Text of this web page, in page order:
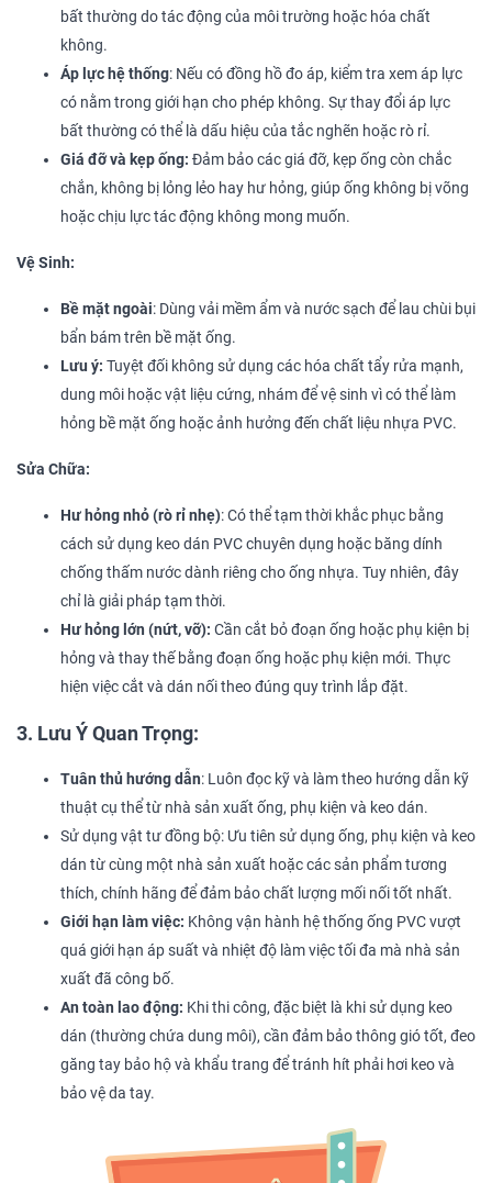
bất thường do tác động của môi trường hoặc hóa chất
không.
Áp lực hệ thống: Nếu có đồng hồ đo áp, kiểm tra xem áp lực
có nằm trong giới hạn cho phép không. Sự thay đổi áp lực
bất thường có thể là dấu hiệu của tắc nghẽn hoặc rò rỉ.
Giá đỡ và kẹp ống: Đảm bảo các giá đỡ, kẹp ống còn chắc
chắn, không bị lỏng lẻo hay hư hỏng, giúp ống không bị võng
hoặc chịu lực tác động không mong muốn.
Vệ Sinh:
Bề mặt ngoài: Dùng vải mềm ẩm và nước sạch để lau chùi bụi
bẩn bám trên bề mặt ống.
Lưu ý: Tuyệt đối không sử dụng các hóa chất tẩy rửa mạnh,
dung môi hoặc vật liệu cứng, nhám để vệ sinh vì có thể làm
hỏng bề mặt ống hoặc ảnh hưởng đến chất liệu nhựa PVC.
Sửa Chữa:
Hư hỏng nhỏ (rò rỉ nhẹ): Có thể tạm thời khắc phục bằng
cách sử dụng keo dán PVC chuyên dụng hoặc băng dính
chống thấm nước dành riêng cho ống nhựa. Tuy nhiên, đây
chỉ là giải pháp tạm thời.
Hư hỏng lớn (nứt, vỡ): Cần cắt bỏ đoạn ống hoặc phụ kiện bị
hỏng và thay thế bằng đoạn ống hoặc phụ kiện mới. Thực
hiện việc cắt và dán nối theo đúng quy trình lắp đặt.
3. Lưu Ý Quan Trọng:
Tuân thủ hướng dẫn: Luôn đọc kỹ và làm theo hướng dẫn kỹ
thuật cụ thể từ nhà sản xuất ống, phụ kiện và keo dán.
Sử dụng vật tư đồng bộ: Ưu tiên sử dụng ống, phụ kiện và keo
dán từ cùng một nhà sản xuất hoặc các sản phẩm tương
thích, chính hãng để đảm bảo chất lượng mối nối tốt nhất.
Giới hạn làm việc: Không vận hành hệ thống ống PVC vượt
quá giới hạn áp suất và nhiệt độ làm việc tối đa mà nhà sản
xuất đã công bố.
An toàn lao động: Khi thi công, đặc biệt là khi sử dụng keo
dán (thường chứa dung môi), cần đảm bảo thông gió tốt, đeo
găng tay bảo hộ và khẩu trang để tránh hít phải hơi keo và
bảo vệ da tay.